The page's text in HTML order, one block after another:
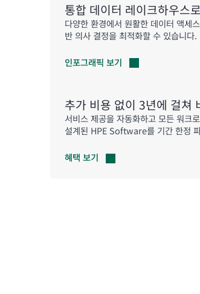
통합 데이터 레이크하우스
다양한 환경에서 원활한 데이터 액세
반 의사 결정을 최적화할 수 있습니다.
인포그래픽 보기
추가 비용 없이 3년에 걸쳐
서비스 제공을 자동화하고 모든 워크
설계된 HPE Software를 기간 한정
혜택 보기